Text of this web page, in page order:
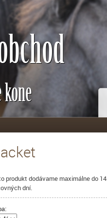
produkt dodávame maximálne do 14
dní.